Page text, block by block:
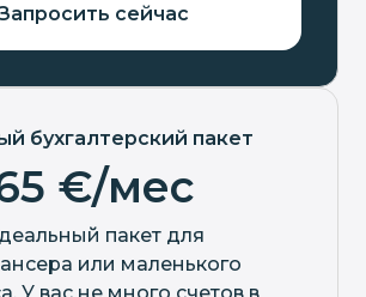
сейчас
бухгалтерский пакет
€/мес
пакет для
или маленького
У вас не много счетов в